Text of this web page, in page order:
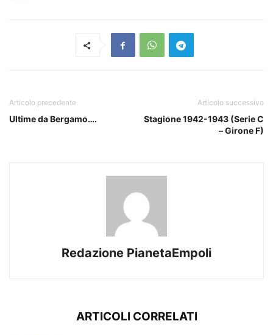
Articolo precedente
Ultime da Bergamo….
Articolo successivo
Stagione 1942-1943 (Serie C
– Girone F)
Redazione PianetaEmpoli
ARTICOLI CORRELATI